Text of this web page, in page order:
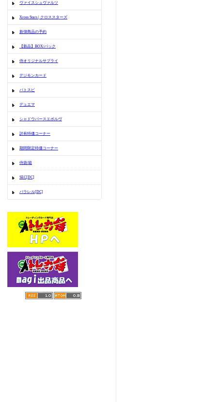
ヴァイスシュヴァルツ
Xross Stars | クロススターズ
新弾商品の予約
【新品】BOX/パック
侍オリジナルサプライ
デジモンカード
バトスピ
デュエマ
シャドウバースエボルヴ
訳有特価コーナー
期間限定特価コーナー
侍袋/箱
SEC[DC]
パラレル[DC]